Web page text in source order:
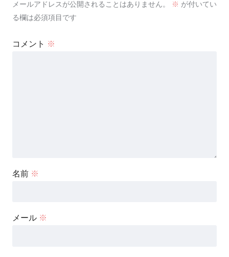
メールアドレスが公開されることはありません。 ※ が付いてい
る欄は必須項目です
コメント ※
名前 ※
メール ※